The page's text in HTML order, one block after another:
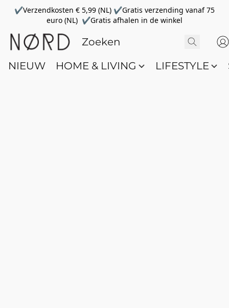
✔Verzendkosten € 5,99 (NL) ✔Gratis verzending vanaf 75
euro (NL) ✔Gratis afhalen in de winkel
NIEUW HOME & LIVING LIFESTYLE